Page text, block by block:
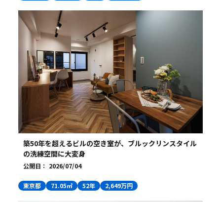
築50年を超えるビルの空き室が、ブルックリンスタイル
の洗練空間に大変身
公開日： 2026/07/04
東京都 71.05㎡ 52年 2,649万円